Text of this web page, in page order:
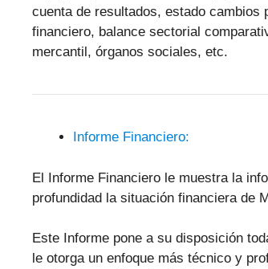
cuenta de resultados, estado
financiero, balance sectorial
mercantil, órganos sociales, etc.
Informe Financiero:
El Informe Financiero le muestra la
profundidad la situación financiera de
Este Informe pone a su disposición
le otorga un enfoque más técnico y